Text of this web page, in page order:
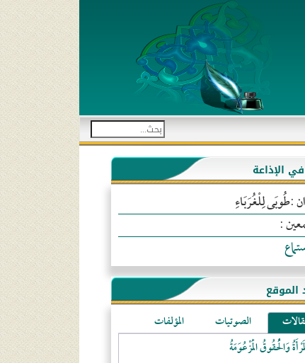
الإذاعة
:طُوبَى لِلْغُرَبَاءِ
:
الموقع
الصوتيات
المؤلفات
وَالْحُقُوقُ الْمَزْعُوَمَةُ